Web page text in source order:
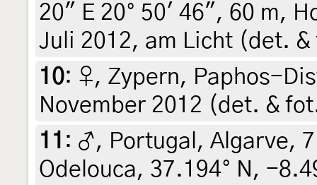
20" E 20° 50' 46", 60 m,
Juli 2012, am Licht (det.
10: ♀, Zypern, Paphos-
November 2012 (det. &
11 : ♂, Portugal, Algarve,
Odelouca, 37.194° N, -